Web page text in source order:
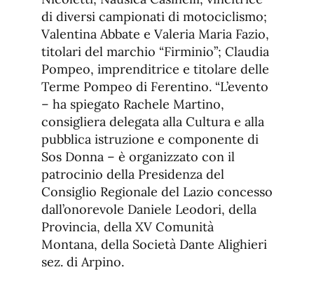
di diversi campionati di motociclismo;
Valentina Abbate e Valeria Maria Fazio,
titolari del marchio “Firminio”; Claudia
Pompeo, imprenditrice e titolare delle
Terme Pompeo di Ferentino. “L’evento
– ha spiegato Rachele Martino,
consigliera delegata alla Cultura e alla
pubblica istruzione e componente di
Sos Donna – è organizzato con il
patrocinio della Presidenza del
Consiglio Regionale del Lazio concesso
dall’onorevole Daniele Leodori, della
Provincia, della XV Comunità
Montana, della Società Dante Alighieri
sez. di Arpino.